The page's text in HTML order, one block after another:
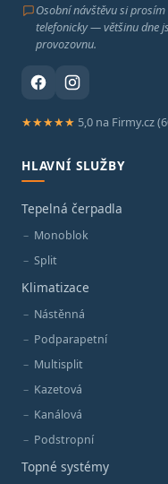
Osobní návštěvu si
telefonicky — většinu dne
provozovnu.
★★★★★ 5,0 na Firmy.cz
HLAVNÍ SLUŽBY
Tepelná čerpadla
Monoblok
Split
Klimatizace
Nástěnná
Podparapetní
Multisplit
Kazetová
Kanálová
Podstropní
Topné systémy